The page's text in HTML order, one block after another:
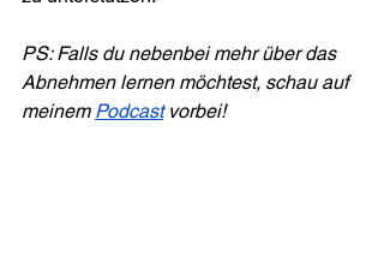
PS: Falls du nebenbei mehr über das
Abnehmen lernen möchtest, schau auf
meinem Podcast vorbei!